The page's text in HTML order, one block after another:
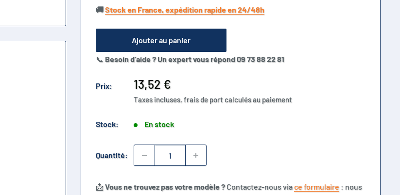
🚚​Stock en France, expédition rapide en 24/48h
Ajouter au panier
📞 Besoin d’aide ? Un expert vous répond 09 73 88 22 81
Prix:
Prix
réduit
13,52 €
Taxes incluses, frais de port calculés au paiement
Stock: En stock
Quantité:
📩Vous ne trouvez pas votre modèle ?Contactez-nous viace formulaire : nous